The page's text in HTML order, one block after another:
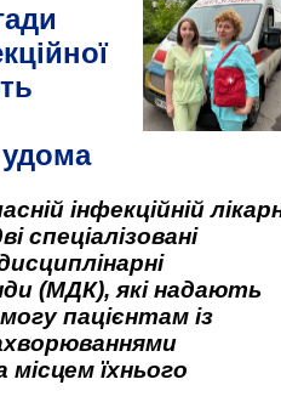
інфекційній
(МДК), які надають
пацієнтам із
місцем їхнього